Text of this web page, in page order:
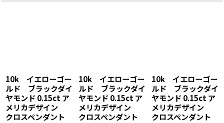
10k イエローゴー
ルド ブラックダイ
ヤモンド 0.15ct ア
メリカデザイン
クロスペンダント
10k イエローゴー
ルド ブラックダイ
ヤモンド 0.12ct ア
メリカデザイン
クロスペンダント
10k イエローゴー
ルド ブラックダイ
ヤモンド 0.12ct ア
メリカデザイン
クロスペンダント